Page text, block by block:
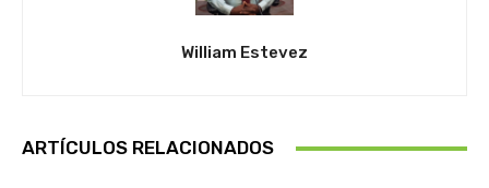
William Estevez
ARTÍCULOS RELACIONADOS